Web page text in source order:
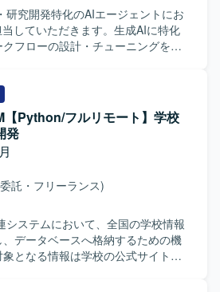
研究開発特化のAIエージェントにお
していただきます。生成AIに特化
フローの設計・チューニングを中
あるため、顧客の課題を理解し、
証を高速で回していく必要がありま
メインエキスパートとの連携も含
込みの支援 【チーム体制】
力】 自社開
おけるAI LLM機能の開発に携わるこ
が近く、プロダクト開発の観点を
社でAIエンジニアやソフトウェアエ
め、学び合う環境がある 【開発
ムワーク] Vue.js, Typescript,
Python/フルリモート】学校
発
託・フリーランス)
システムにおいて、全国の学校情報
データベースへ格納するための機
となる情報は学校の公式サイトに